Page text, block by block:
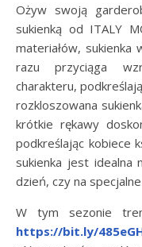
Ożyw swoją garderobę tą olśniewającą pomarańczową
sukienką od ITALY
materiałów,
razu przyciąga
charakteru,
rozkloszowana
krótkie rękawy
podkreślając kobiece
sukienka jest idealna
dzień, czy na
W tym sezonie
https://bit.ly/